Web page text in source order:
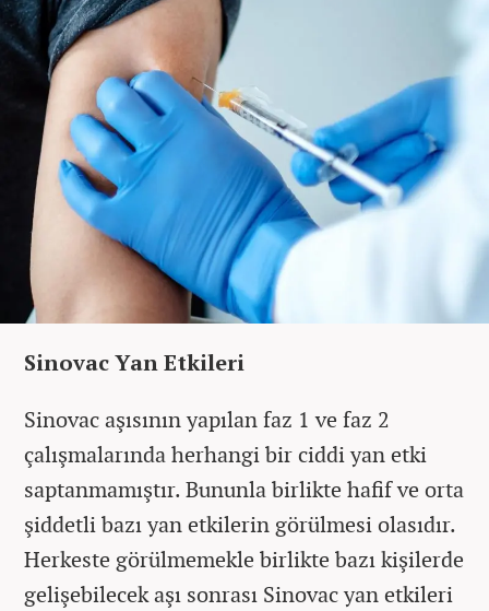
Sinovac Yan Etkileri
Sinovac aşısının yapılan faz 1 ve faz 2
çalışmalarında herhangi bir ciddi yan etki
saptanmamıştır. Bununla birlikte hafif ve orta
şiddetli bazı yan etkilerin görülmesi olasıdır.
Herkeste görülmemekle birlikte bazı kişilerde
gelişebilecek aşı sonrası Sinovac yan etkileri